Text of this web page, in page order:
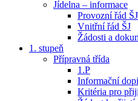
Jídelna – informace
Provozní řád ŠJ
Vnitřní řád ŠJ
Žádosti a
1. stupeň
Přípravná třída
1.P
Informační
Kritéria pro